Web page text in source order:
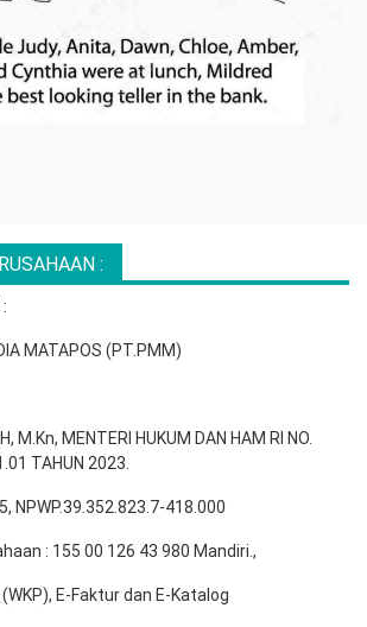
:
MATAPOS (PT.PMM)
M.Kn, MENTERI HUKUM DAN HAM RI NO.
TAHUN 2023.
NPWP.39.352.823.7-418.000
: 155 00 126 43 980 Mandiri.,
(WKP), E-Faktur dan E-Katalog